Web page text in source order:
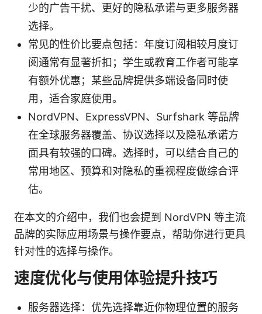
少的广告干扰、更好的隐私承诺与更多服务器
选择。
常见的性价比要点包括：年度订阅相较月度订
阅通常有显著折扣；学生或教育工作者可能享
有额外优惠；某些品牌提供多端设备同时使
用，适合家庭使用。
NordVPN、ExpressVPN、Surfshark 等品牌
在全球服务器覆盖、协议选择以及隐私承诺方
面具有较强的口碑。选择时，可以结合自己的
常用地区、预算和对隐私的重视程度做综合评
估。
在本文的介绍中，我们也会提到 NordVPN 等主流
品牌的实际应用场景与操作要点，帮助你进行更具
针对性的选择与操作。
速度优化与使用体验提升技巧
服务器选择：优先选择靠近你物理位置的服务